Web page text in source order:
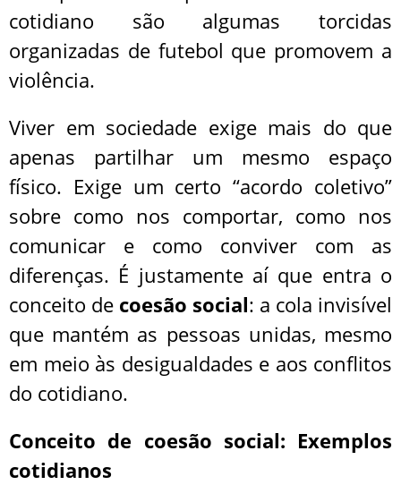
cotidiano são algumas torcidas
organizadas de futebol que promovem a
violência.
Viver em sociedade exige mais do que
apenas partilhar um mesmo espaço
físico. Exige um certo “acordo coletivo”
sobre como nos comportar, como nos
comunicar e como conviver com as
diferenças. É justamente aí que entra o
conceito de coesão social: a cola invisível
que mantém as pessoas unidas, mesmo
em meio às desigualdades e aos conflitos
do cotidiano.
Conceito de coesão social: Exemplos
cotidianos